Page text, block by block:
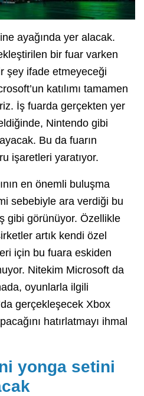
ayağında yer alacak.
bir fuar varken
şey ifade etmeyeceği
katılımı tamamen
İş fuarda gerçekten yer
Nintendo gibi
Bu da fuarın
işaretleri yaratıyor.
en önemli buluşma
sebebiyle ara verdiği bu
gibi görünüyor. Özellikle
artık kendi özel
için bu fuara eskiden
Nitekim Microsoft da
oyunlarla ilgili
gerçekleşecek Xbox
hatırlatmayı ihmal
yonga setini